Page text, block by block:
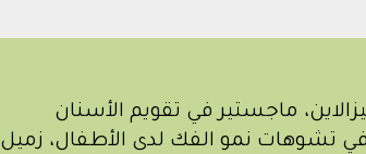
ماجستير في تقويم الأسنان
تشوهات نمو الفك لدى الأطفال، زميل